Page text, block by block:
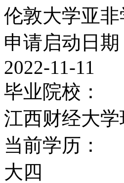
近东和中东
研究中心；
和哲学研究中
推荐专业
伦敦大学亚
艺术、法学
伦敦大学亚非
申请启动日期
2022-11-11
毕业院校：
江西财经大
当前学历：
大四